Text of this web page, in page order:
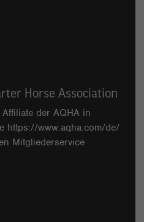
Horse Association
der AQHA in
https://www.aqha.com/de/
Mitgliederservice